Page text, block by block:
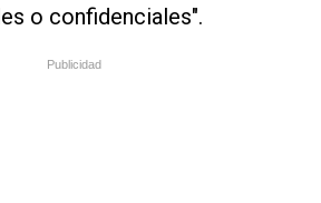
o confidenciales".
Publicidad